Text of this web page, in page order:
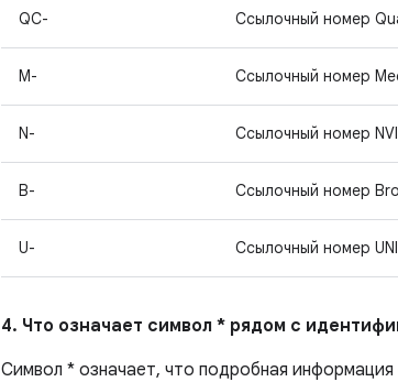
QC- Ссылочный номер
M- Ссылочный номер
N- Ссылочный номер
B- Ссылочный номер
U- Ссылочный номер
4. Что означает символ * рядом с
Символ * означает, что подробная